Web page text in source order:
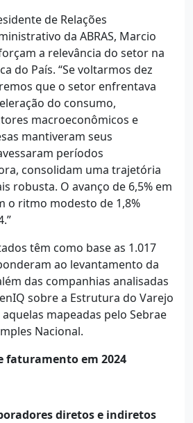
de Relações
da ABRAS, Marcio
a relevância do setor na
do País. “Se voltarmos dez
que o setor enfrentava
do consumo,
macroeconômicos e
mantiveram seus
períodos
consolidam uma trajetória
robusta. O avanço de 6,5% em
o ritmo modesto de 1,8%
têm como base as 1.017
ao levantamento da
das companhias analisadas
sobre a Estrutura do Varejo
mapeadas pelo Sebrae
Nacional.
faturamento em 2024
diretos e indiretos